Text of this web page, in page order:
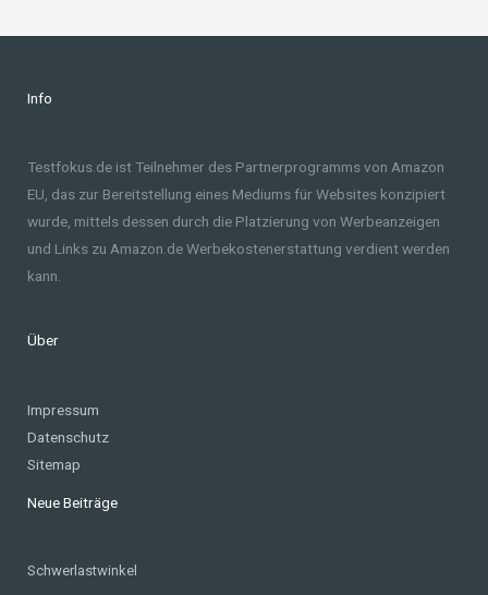
Info
Testfokus.de ist Teilnehmer des Partnerprogramms von Amazon
EU, das zur Bereitstellung eines Mediums für Websites konzipiert
wurde, mittels dessen durch die Platzierung von Werbeanzeigen
und Links zu Amazon.de Werbekostenerstattung verdient werden
kann.
Über
Impressum
Datenschutz
Sitemap
Neue Beiträge
Schwerlastwinkel